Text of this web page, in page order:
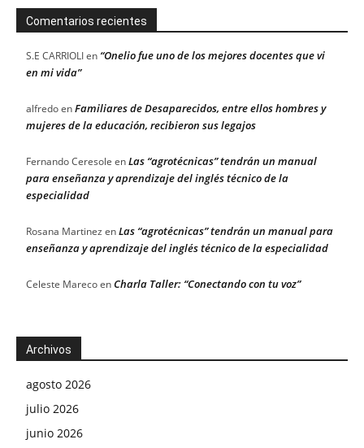
Comentarios recientes
S.E CARRIOLIen “Onelio fue uno de los mejores docentes que vi
en mi vida”
alfredoenFamiliares de Desaparecidos, entre ellos hombres y
mujeres de la educación, recibieron sus legajos
Fernando Ceresole enLas “agrotécnicas” tendrán un manual
para enseñanza y aprendizaje del inglés técnico de la
especialidad
Rosana Martinez enLas “agrotécnicas” tendrán un manual para
enseñanza y aprendizaje del inglés técnico de la especialidad
Celeste MarecoenCharla Taller: “Conectando con tu voz”
Archivos
agosto 2026
julio 2026
junio 2026